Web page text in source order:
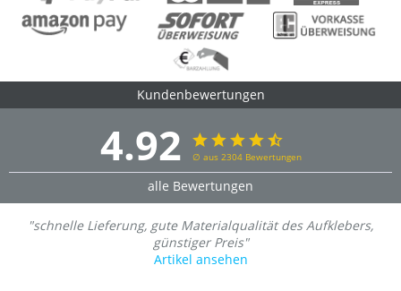
Kundenbewertungen
4.92 ∅ aus 2304 Bewertungen
alle Bewertungen
"schnelle Lieferung, gute Materialqualität des Aufklebers,
günstiger Preis"
Artikel ansehen